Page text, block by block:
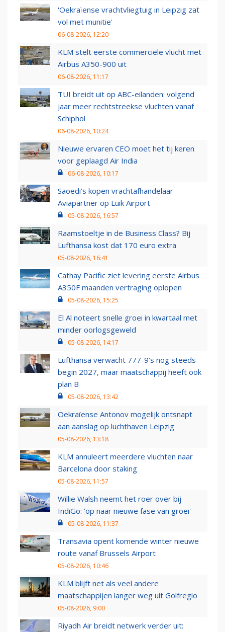
'Oekraïense vrachtvliegtuig in Leipzig zat
vol met munitie'
06-08-2026, 12:20
KLM stelt eerste commerciële vlucht met
Airbus A350-900 uit
06-08-2026, 11:17
TUI breidt uit op ABC-eilanden: volgend
jaar meer rechtstreekse vluchten vanaf
Schiphol
06-08-2026, 10:24
Nieuwe ervaren CEO moet het tij keren
voor geplaagd Air India
06-08-2026, 10:17
Saoedi’s kopen vrachtafhandelaar
Aviapartner op Luik Airport
05-08-2026, 16:57
Raamstoeltje in de Business Class? Bij
Lufthansa kost dat 170 euro extra
05-08-2026, 16:41
Cathay Pacific ziet levering eerste Airbus
A350F maanden vertraging oplopen
05-08-2026, 15:25
El Al noteert snelle groei in kwartaal met
minder oorlogsgeweld
05-08-2026, 14:17
Lufthansa verwacht 777-9’s nog steeds
begin 2027, maar maatschappij heeft ook
plan B
05-08-2026, 13:42
Oekraïense Antonov mogelijk ontsnapt
aan aanslag op luchthaven Leipzig
05-08-2026, 13:18
KLM annuleert meerdere vluchten naar
Barcelona door staking
05-08-2026, 11:57
Willie Walsh neemt het roer over bij
IndiGo: 'op naar nieuwe fase van groei'
05-08-2026, 11:37
Transavia opent komende winter nieuwe
route vanaf Brussels Airport
05-08-2026, 10:46
KLM blijft net als veel andere
maatschappijen langer weg uit Golfregio
05-08-2026, 9:00
Riyadh Air breidt netwerk verder uit: